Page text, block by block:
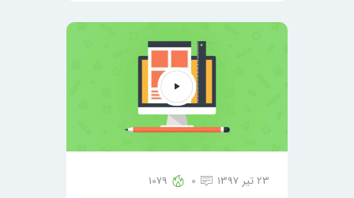
23 تیر 1397 0
1079